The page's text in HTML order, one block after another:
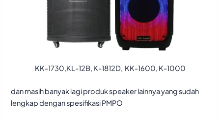
KK-1730,KL-12B, K-1812D, KK-1600, K-1000
dan masih banyak lagi produk speaker lainnya yang sudah
lengkap dengan spesifikasi PMPO